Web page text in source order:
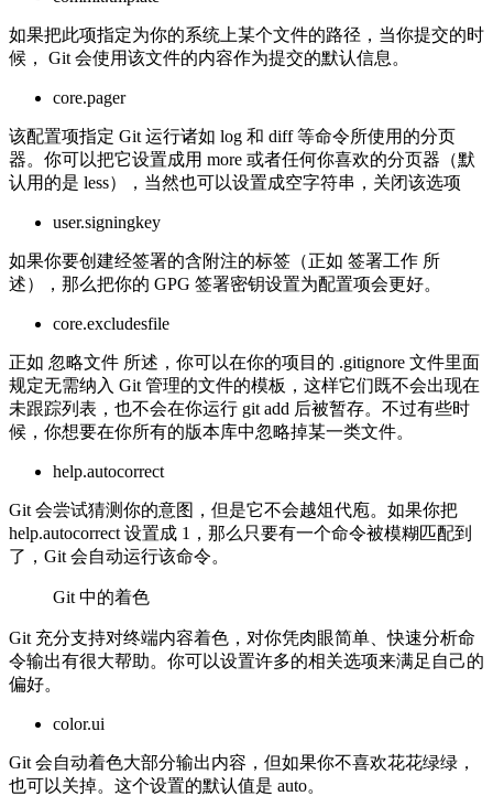
如果把此项指定为你的系统上某个文件的路径，当你提交的时
候， Git 会使用该文件的内容作为提交的默认信息。
core.pager
该配置项指定 Git 运行诸如 log 和 diff 等命令所使用的分页
器。你可以把它设置成用 more 或者任何你喜欢的分页器（默
认用的是 less），当然也可以设置成空字符串，关闭该选项
user.signingkey
如果你要创建经签署的含附注的标签（正如 签署工作 所
述），那么把你的 GPG 签署密钥设置为配置项会更好。
core.excludesfile
正如 忽略文件 所述，你可以在你的项目的 .gitignore 文件里面
规定无需纳入 Git 管理的文件的模板，这样它们既不会出现在
未跟踪列表，也不会在你运行 git add 后被暂存。不过有些时
候，你想要在你所有的版本库中忽略掉某一类文件。
help.autocorrect
Git 会尝试猜测你的意图，但是它不会越俎代庖。如果你把
help.autocorrect 设置成 1，那么只要有一个命令被模糊匹配到
了，Git 会自动运行该命令。
Git 中的着色
Git 充分支持对终端内容着色，对你凭肉眼简单、快速分析命
令输出有很大帮助。你可以设置许多的相关选项来满足自己的
偏好。
color.ui
Git 会自动着色大部分输出内容，但如果你不喜欢花花绿绿，
也可以关掉。这个设置的默认值是 auto。